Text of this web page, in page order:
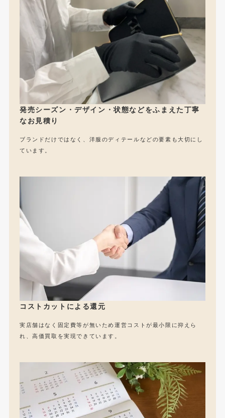
発売シーズン・デザイン・状態などをふまえた丁寧
なお見積り
ブランドだけではなく、洋服のディテールなどの要素も大切にし
ています。
コストカットによる還元
実店舗はなく固定費等が無いため運営コストが最小限に抑えら
れ、高価買取を実現できています。